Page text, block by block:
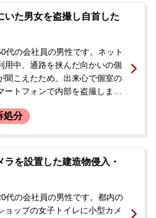
いる状況でした。依頼者は過去
で執行猶予期間中であったた
を強く恐れ、示談交渉による穏
望んで当事務所に相談されまし
いた男女を盗撮し自首した
代の会社員の男性です。ネット
用中、通路を挟んだ向かいの個
聞こえたため、出来心で個室の
ートフォンで内部を盗撮しまし
られ、慌てて自分の席に戻りま
話しているのを耳にし、不安に
た。警察から呼び出された際の
ました。依頼者に前科前歴はあ
した。
処分
を設置した建造物侵入・
代の会社員の男性です。都内の
ョップの女子トイレに小型カメ